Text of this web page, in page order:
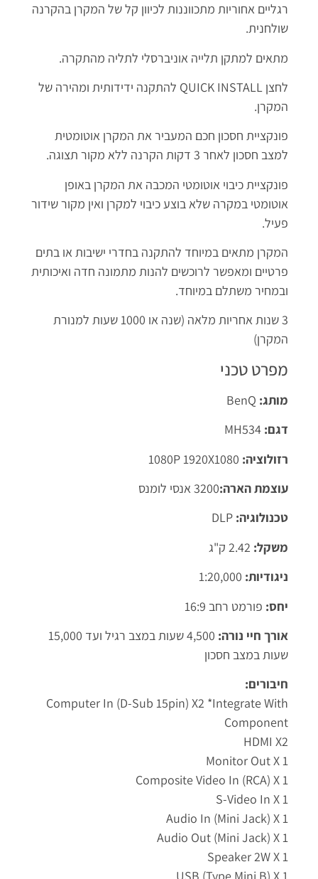
רגליים אחוריות מתכווננות לכיוון קל של המקרן בהקרנה
שולחנית.
מתאים למתקן תלייה אוניברסלי לתליה מהתקרה.
לחצן QUICK INSTALL להתקנה ידידותית ומהירה של
המקרן.
פונקציית חסכון חכם המעביר את המקרן אוטומטית
למצב חסכון לאחר 3 דקות הקרנה ללא מקור תצוגה.
פונקציית כיבוי אוטומטי המכבה את המקרן באופן
אוטומטי במקרה שלא בוצע כיבוי למקרן ואין מקור שידור
פעיל.
המקרן מתאים במיוחד להתקנה בחדרי ישיבות או בתים
פרטיים ומאפשר לרוכשים להנות מתמונה חדה ואיכותית
ובמחיר משתלם במיוחד.
3 שנות אחריות מלאה (שנה או 1000 שעות למנורת
המקרן)
מפרט טכני
מותג:
דגם: MH534
רזולוציה:
עוצמת הארה:3200 אנסי לומנס
טכנולוגיה: DLP
משקל:
ניגודיות:
יחס: פורמט רחב 16:9
אורך חיי נורה:
4,500 שעות במצב רגיל ועד 15,000
שעות במצב חסכון
חיבורים:
Computer In (D-Sub 15pin) X2 *integrate With
Component
HDMI X2
Monitor Out X 1
Composite Video In (RCA) X 1
S-Video In X 1
Audio In (Mini Jack) X 1
Audio Out (Mini Jack) X 1
Speaker 2W X 1